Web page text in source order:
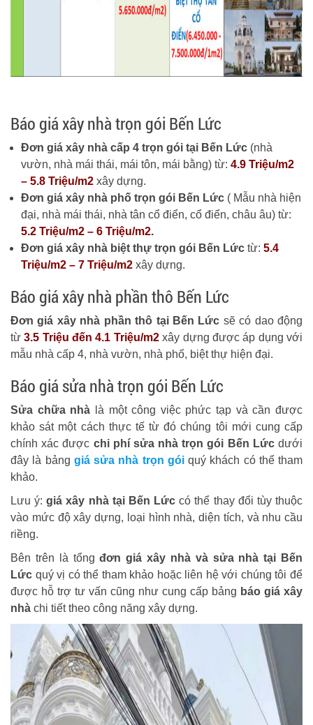
Báo giá xây nhà trọn gói Bến Lức
Đơn giá xây nhà cấp 4 trọn gói tại Bến Lức (nhà
vườn, nhà mái thái, mái tôn, mái bằng) từ: 4.9 Triệu/m2
– 5.8 Triệu/m2 xây dựng.
Đơn giá xây nhà phố trọn gói Bến Lức ( Mẫu nhà hiện
đại, nhà mái thái, nhà tân cổ điển, cổ điển, châu âu) từ:
5.2 Triệu/m2 – 6 Triệu/m2.
Đơn giá xây nhà biệt thự trọn gói Bến Lức từ: 5.4
Triệu/m2 – 7 Triệu/m2 xây dựng.
Báo giá xây nhà phần thô Bến Lức
Đơn giá xây nhà phần thô tại Bến Lức sẽ có dao động
từ3.5 Triệu đến 4.1 Triệu/m2xây dựng được áp dụng với
mẫu nhà cấp 4, nhà vườn, nhà phố, biệt thự hiện đại.
Báo giá sửa nhà trọn gói Bến Lức
Sửa chữa nhà là một công việc phức tạp và cần được
khảo sát một cách thực tế từ đó chúng tôi mới cung cấp
chính xác được chi phí sửa nhà trọn gói Bến Lứcdưới
đây là bảng giá sửa nhà trọn góiquý khách có thể tham
khảo.
Lưu ý:giá xây nhà tại Bến Lức có thể thay đổi tùy thuộc
vào mức độ xây dựng, loại hình nhà, diện tích, và nhu cầu
riềng.
Bên trên là tổngđơn giá xây nhà và sửa nhà tại Bến
Lức quý vị có thể tham khảo hoặc liên hệ với chúng tôi để
được hỗ trợ tư vấn cũng như cung cấp bảng báo giá xây
nhà chi tiết theo công năng xây dựng.